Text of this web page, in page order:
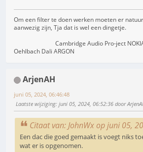
Om een filter te doen werken moeten er
aanwezig zijn, Tja dat is wel een dingetje.
Cambridge Audio Pro-ject NOKIA
Oehlbach Dali ARGON
ArjenAH
juni 05, 2024, 06:46:48
Laatste wijziging: juni 05, 2024, 06:52:36 door
Citaat van: JohnWx op juni 05,
Een dac die goed gemaakt is voegt niks
wat er is opgenomen.